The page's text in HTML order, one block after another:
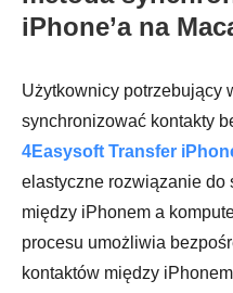
iPhone’a na
Użytkownicy potrzebujący
synchronizować kontakty
4Easysoft Transfer
elastyczne rozwiązanie do
między iPhonem a
procesu umożliwia
kontaktów między